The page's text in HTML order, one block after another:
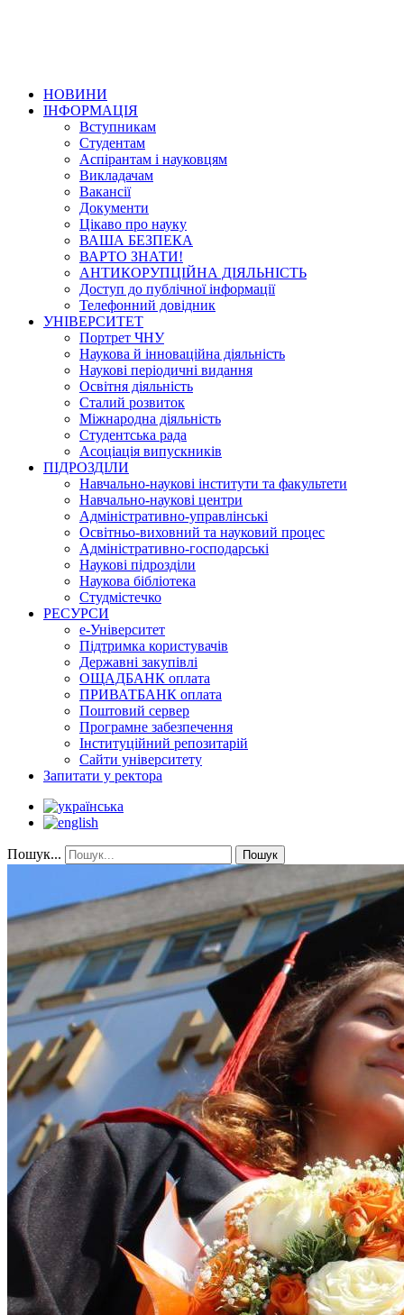
НОВИНИ
ІНФОРМАЦІЯ
Вступникам
Студентам
Аспірантам і науковцям
Викладачам
Вакансії
Документи
Цікаво про науку
ВАША БЕЗПЕКА
ВАРТО ЗНАТИ!
АНТИКОРУПЦІЙНА ДІЯЛЬНІСТЬ
Доступ до публічної інформації
Телефонний довідник
УНІВЕРСИТЕТ
Портрет ЧНУ
Наукова й інноваційна діяльність
Наукові періодичні видання
Освітня діяльність
Сталий розвиток
Міжнародна діяльність
Студентська рада
Асоціація випускників
ПІДРОЗДІЛИ
Навчально-наукові інститути та факультети
Навчально-наукові центри
Адміністративно-управлінські
Освітньо-виховний та науковий процес
Адміністративно-господарські
Наукові підрозділи
Наукова бібліотека
Студмістечко
РЕСУРСИ
е-Університет
Підтримка користувачів
Державні закупівлі
ОЩАДБАНК оплата
ПРИВАТБАНК оплата
Поштовий сервер
Програмне забезпечення
Інституційний репозитарій
Сайти університету
Запитати у ректора
Пошук... Пошук